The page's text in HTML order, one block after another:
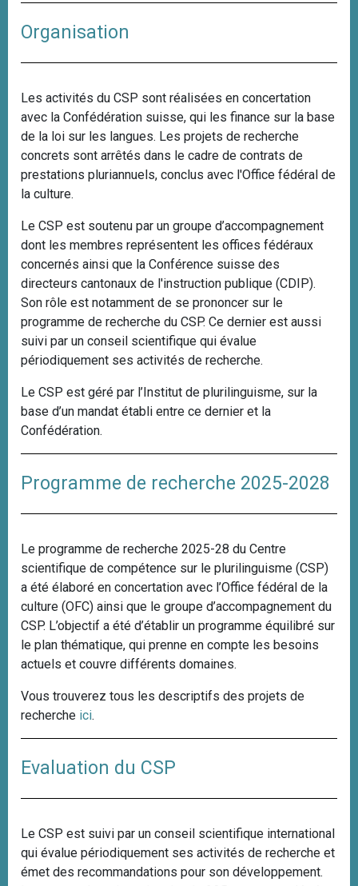
Organisation
Les activités du CSP sont réalisées en concertation
avec la Confédération suisse, qui les finance sur la base
de la loi sur les langues. Les projets de recherche
concrets sont arrêtés dans le cadre de contrats de
prestations pluriannuels, conclus avec l'Office fédéral de
la culture.
Le CSP est soutenu par un groupe d’accompagnement
dont les membres représentent les offices fédéraux
concernés ainsi que la Conférence suisse des
directeurs cantonaux de l'instruction publique (CDIP).
Son rôle est notamment de se prononcer sur le
programme de recherche du CSP. Ce dernier est aussi
suivi par un conseil scientifique qui évalue
périodiquement ses activités de recherche.
Le CSP est géré par l’Institut de plurilinguisme, sur la
base d’un mandat établi entre ce dernier et la
Confédération.
Programme de recherche 2025-2028
Le programme de recherche 2025-28 du Centre
scientifique de compétence sur le plurilinguisme (CSP)
a été élaboré en concertation avec l’Office fédéral de la
culture (OFC) ainsi que le groupe d’accompagnement du
CSP. L’objectif a été d’établir un programme équilibré sur
le plan thématique, qui prenne en compte les besoins
actuels et couvre différents domaines.
Vous trouverez tous les descriptifs des projets de
recherche ici.
Evaluation du CSP
Le CSP est suivi par un conseil scientifique international
qui évalue périodiquement ses activités de recherche et
émet des recommandations pour son développement.